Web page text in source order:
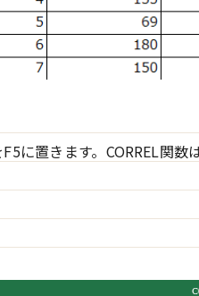
に置きます。CORREL関数は